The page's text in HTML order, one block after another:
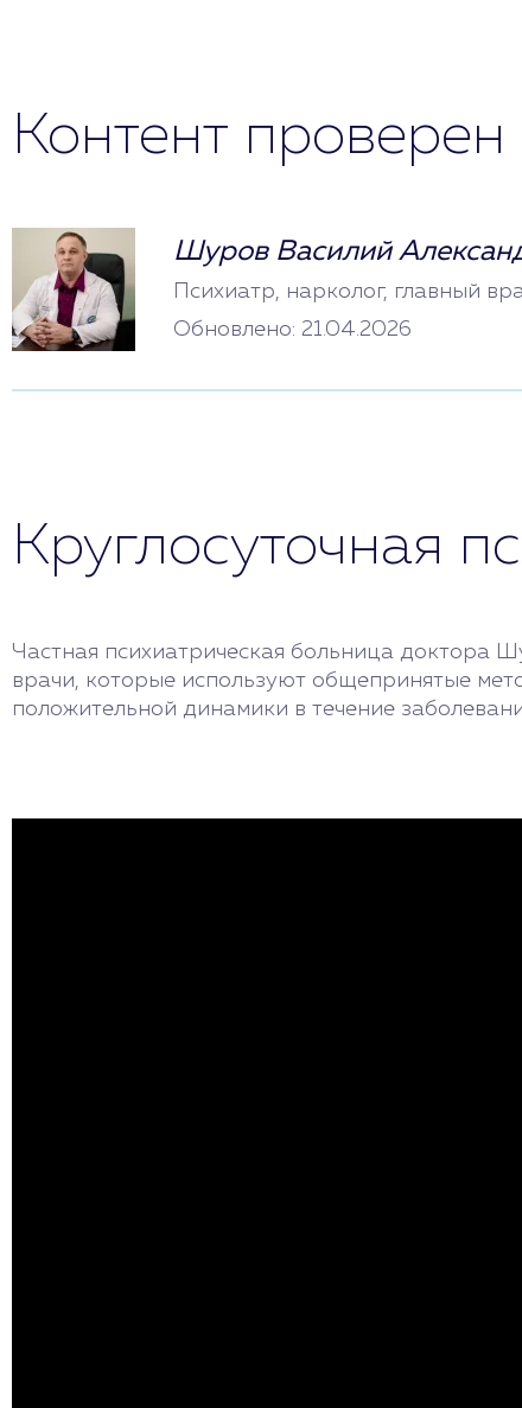
Контент проверен
Шуров Василий
Психиатр, нарколог, главный
Обновлено: 21.04.2026
Круглосуточная
Частная психиатрическая больница доктора
врачи, которые используют общепринятые
положительной динамики в течение